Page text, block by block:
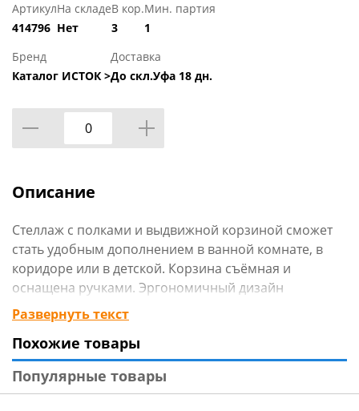
Артикул
414796
На складе
Нет
В кор.
3
Мин. партия
1
Бренд
Каталог ИСТОК >
Доставка
До скл.Уфа 18 дн.
Описание
Стеллаж с полками и выдвижной корзиной сможет
стать удобным дополнением в ванной комнате, в
коридоре или в детской. Корзина съёмная и
оснащена ручками. Эргономичный дизайн
Технические характеристики:
Конструкция: сборно-разборная
Корзина для белья: откидная
Объем корзины: 45 л
Развернуть текст
Похожие товары
Популярные товары